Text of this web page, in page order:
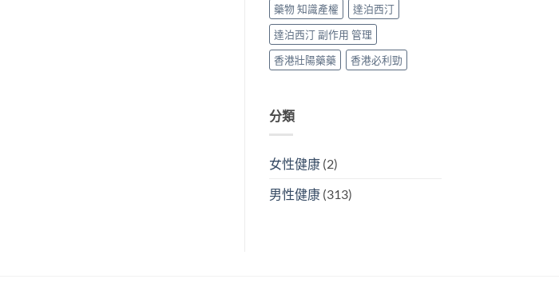
藥物 知識產權
達泊西汀
達泊西汀 副作用 管理
香港壯陽藥藥
香港必利勁
分類
女性健康(2)
男性健康(313)